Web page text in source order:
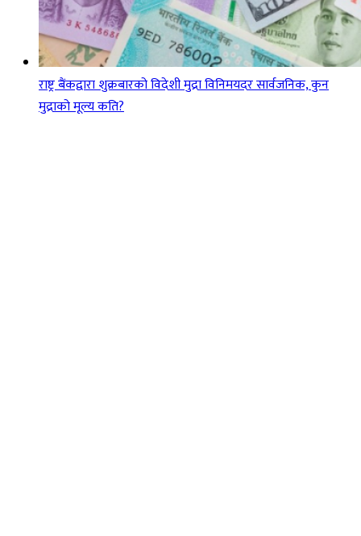
राष्ट्र बैंकद्वारा शुक्रबारको विदेशी मुद्रा विनिमयदर सार्वजनिक, कुन
मुद्राको मूल्य कति?